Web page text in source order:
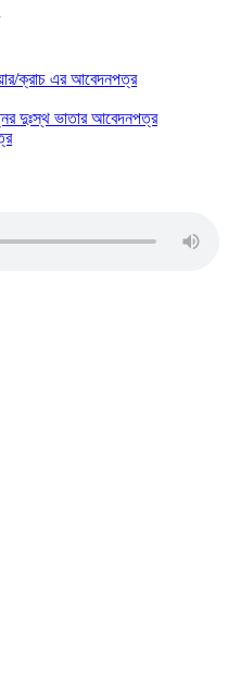
ক্রাচ এর আবেদনপত্র
দুঃস্থ ভাতার আবেদনপত্র